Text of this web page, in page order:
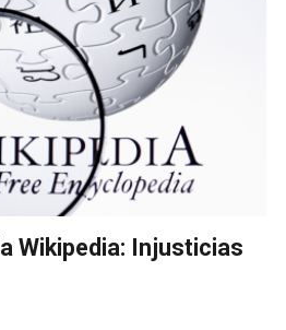
Wikipedia: Injusticias